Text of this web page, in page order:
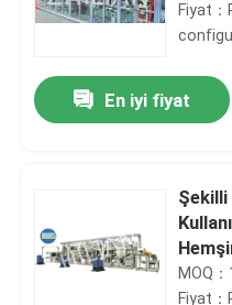
Ürün:% s
Fiyat
En iyi fiyat
Şekilli
MOQ
Fiyat